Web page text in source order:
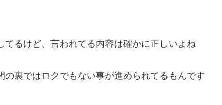
るけど、言われてる内容は確かに正しいよね
裏ではロクでもない事が進められてるもんです